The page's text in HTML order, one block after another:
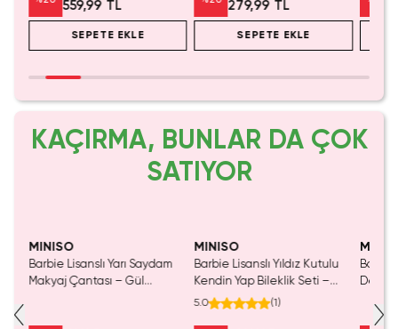
559,99 TL
SEPETE EKLE
279,99 TL
SEPETE EKLE
KAÇIRMA, BUNLAR DA ÇOK
SATIYOR
MINISO
Barbie Lisanslı Yarı Saydam
Makyaj Çantası – Gül
MINISO
Barbie Lisanslı Yıldız Kutulu
Kendin Yap Bileklik Seti –
Yaratıcı Takı Tasarım Kiti 10,5
5.0 (1)
Barbie